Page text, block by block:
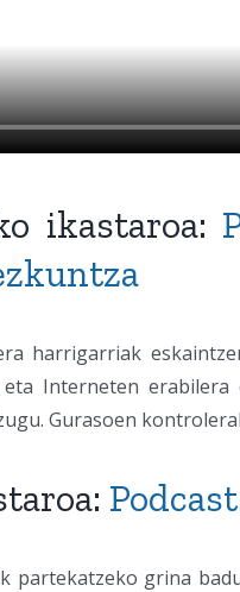
ikastaroa:
harrigarriak
eta Interneten
Gurasoen
partekatzeko grina